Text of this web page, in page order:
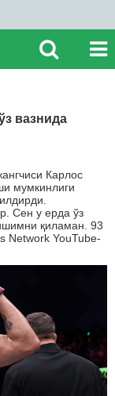
вазнида
Карлос
мумкинлиги
Сен у ерда ўз
қиламан. 93
Network YouTube-